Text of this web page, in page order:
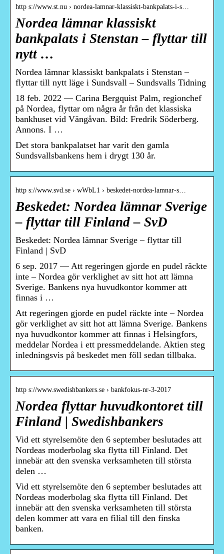
http s://www.st.nu › nordea-lamnar-klassiskt-bankpalats-i-s…
Nordea lämnar klassiskt
bankpalats i Stenstan – flyttar till
nytt …
Nordea lämnar klassiskt bankpalats i Stenstan –
flyttar till nytt läge i Sundsvall – Sundsvalls Tidning
18 feb. 2022 — Carina Bergquist Palm, regionchef
på Nordea, flyttar om några år från det klassiska
bankhuset vid Vängåvan. Bild: Fredrik Söderberg.
Annons. I …
Det stora bankpalatset har varit den gamla
Sundsvallsbankens hem i drygt 130 år.
http s://www.svd.se › wWbL1 › beskedet-nordea-lamnar-s…
Beskedet: Nordea lämnar Sverige
– flyttar till Finland – SvD
Beskedet: Nordea lämnar Sverige – flyttar till
Finland | SvD
6 sep. 2017 — Att regeringen gjorde en pudel räckte
inte – Nordea gör verklighet av sitt hot att lämna
Sverige. Bankens nya huvudkontor kommer att
finnas i …
Att regeringen gjorde en pudel räckte inte – Nordea
gör verklighet av sitt hot att lämna Sverige. Bankens
nya huvudkontor kommer att finnas i Helsingfors,
meddelar Nordea i ett pressmeddelande. Aktien steg
inledningsvis på beskedet men föll sedan tillbaka.
http s://www.swedishbankers.se › bankfokus-nr-3-2017
Nordea flyttar huvudkontoret till
Finland | Swedishbankers
Vid ett styrelsemöte den 6 september beslutades att
Nordeas moderbolag ska flytta till Finland. Det
innebär att den svenska verksamheten till största
delen …
Vid ett styrelsemöte den 6 september beslutades att
Nordeas moderbolag ska flytta till Finland. Det
innebär att den svenska verksamheten till största
delen kommer att vara en filial till den finska
banken.